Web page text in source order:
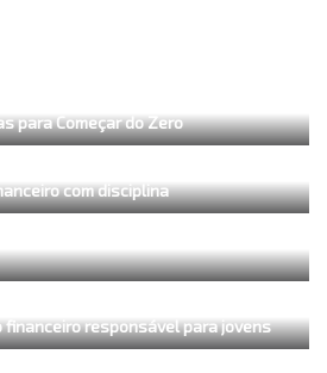
para Começar do Zero
com disciplina
financeiro responsável para jovens